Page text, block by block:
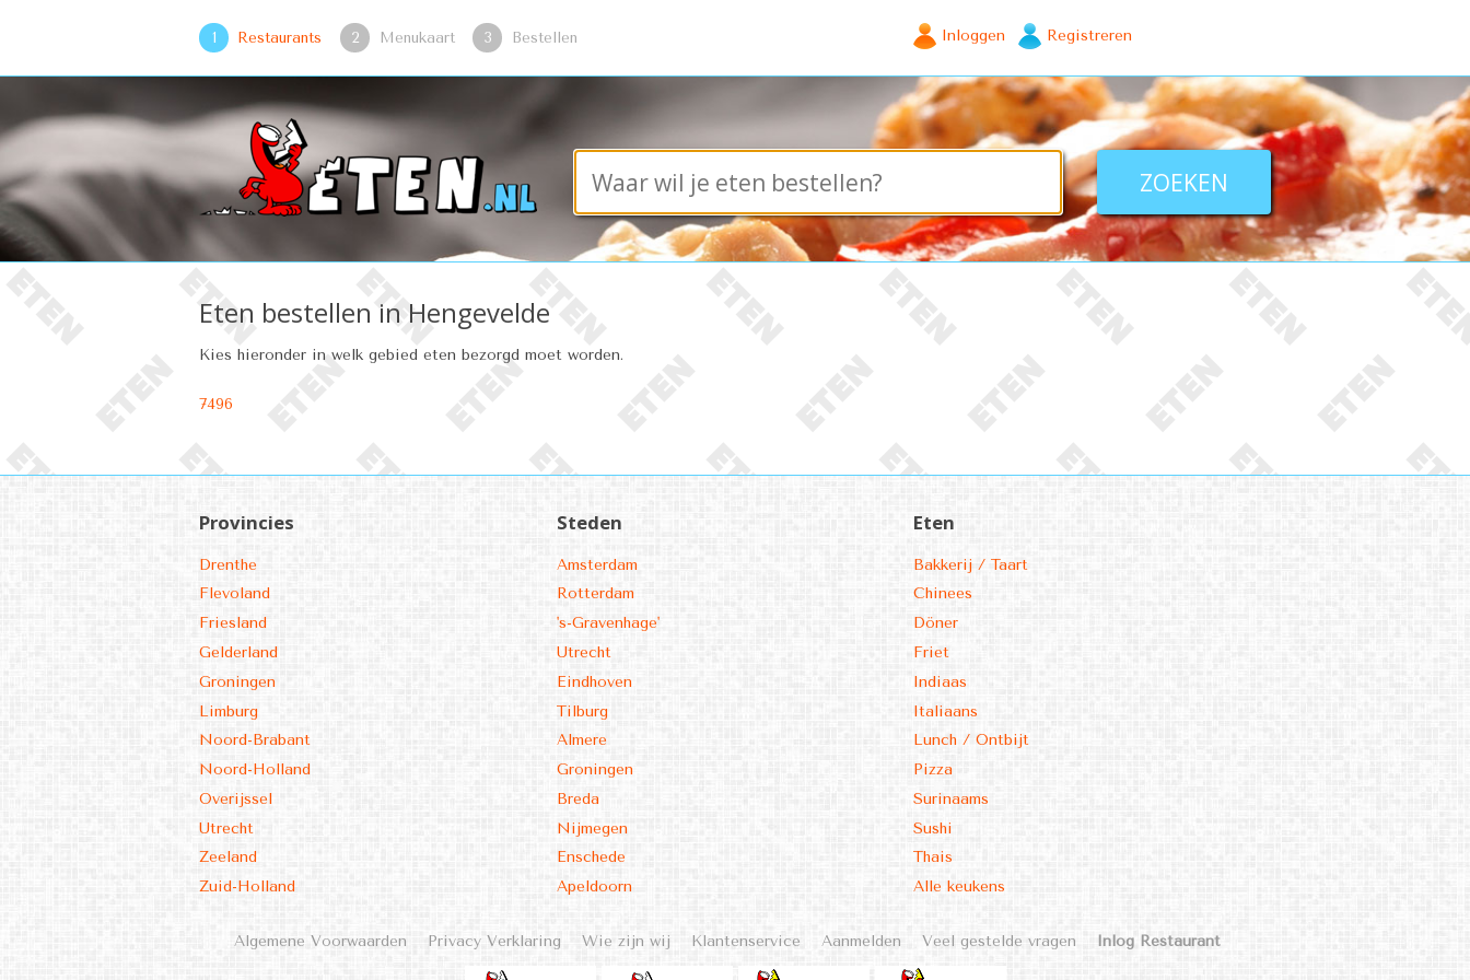
1 Restaurants 2 Menukaart 3 Bestellen Inloggen Registreren
Eten bestellen in Hengevelde
Kies hieronder in welk gebied eten bezorgd moet worden.
7496
Provincies
Drenthe
Flevoland
Friesland
Gelderland
Groningen
Limburg
Noord-Brabant
Noord-Holland
Overijssel
Utrecht
Zeeland
Zuid-Holland
Steden
Amsterdam
Rotterdam
's-Gravenhage'
Utrecht
Eindhoven
Tilburg
Almere
Groningen
Breda
Nijmegen
Enschede
Apeldoorn
Eten
Bakkerij / Taart
Chinees
Döner
Friet
Indiaas
Italiaans
Lunch / Ontbijt
Pizza
Surinaams
Sushi
Thais
Alle keukens
Algemene Voorwaarden Privacy Verklaring Wie zijn wij Klantenservice Aanmelden Veel gestelde vragen Inlog Restaurant